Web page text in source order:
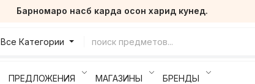
Барномаро насб карда осон харид кунед.
Все Категории
ПРЕДЛОЖЕНИЯ МАГАЗИНЫ БРЕНДЫ